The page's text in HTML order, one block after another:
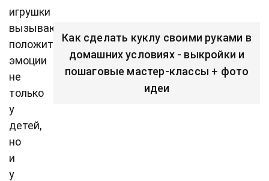
игрушки
вызывают
положительные
эмоции
не
только
у
детей,
но
и
у
Как сделать куклу своими руками в
домашних условиях - выкройки и
пошаговые мастер-классы + фото
идеи